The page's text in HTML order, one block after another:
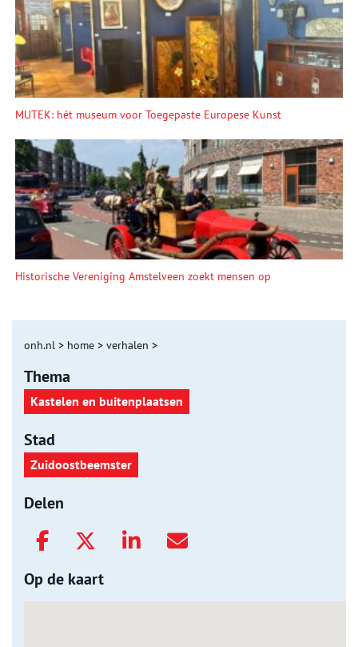
MUTEK: hét museum voor Toegepaste Europese Kunst
Historische Vereniging Amstelveen zoekt mensen op
onh.nl > home > verhalen >
Thema
Kastelen en buitenplaatsen
Stad
Zuidoostbeemster
Delen
Op de kaart